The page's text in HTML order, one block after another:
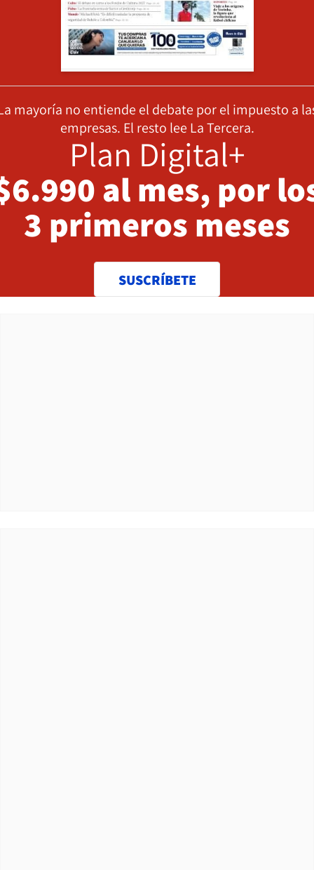
mayoría no entiende el debate por el impuesto a
empresas. El resto lee La Tercera.
Plan Digital+
al mes, por
3 primeros meses
SUSCRÍBETE